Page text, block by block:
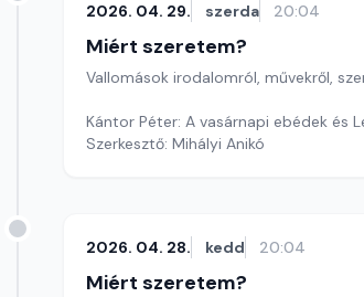
2026. 04. 29. szerda 20:04
Miért szeretem?
Vallomások irodalomról, művekről,
Kántor Péter: A vasárnapi ebédek és
Szerkesztő: Mihályi Anikó
2026. 04. 28. kedd 20:04
Miért szeretem?